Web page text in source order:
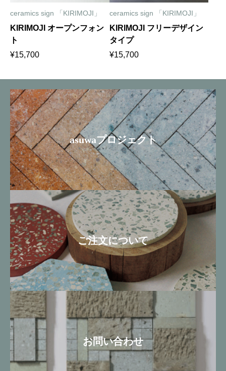
ceramics sign 「KIRIMOJI」
KIRIMOJI オープンフォン
ト
¥15,700
ceramics sign 「KIRIMOJI」
KIRIMOJI フリーデザイン
タイプ
¥15,700
asuwaプロジェクト
ご注文について
お問い合わせ